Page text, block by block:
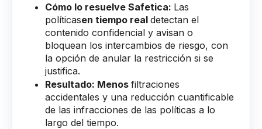
Cómo lo resuelve Safetica: Las
políticasen tiempo real detectan el
contenido confidencial y avisan o
bloquean los intercambios de riesgo, con
la opción de anular la restricción si se
justifica.
Resultado: Menos filtraciones
accidentales y una reducción cuantificable
de las infracciones de las políticas a lo
largo del tiempo.